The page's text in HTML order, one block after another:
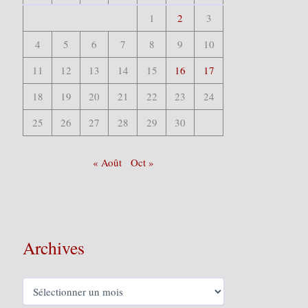
1 2
3
4
5 6 7 8 9
10
11
12 13 14 15 16
17
18
19 20 21 22 23
24
25
26 27 28 29 30
« Août Oct »
Archives